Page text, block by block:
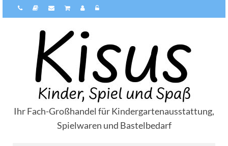
Ihr Fach-Großhandel für Kindergartenausstattung,
Spielwaren und Bastelbedarf